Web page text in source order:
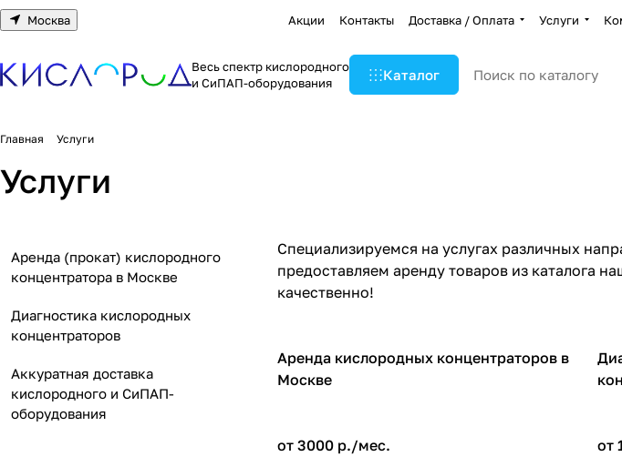
Москва Акции Контакты Доставка / Оплата Услуги
Весь спектр кислородного
и СиПАП-оборудования
Каталог
Главная Услуги
Услуги
Специализируемся на услугах различных
предоставляем аренду товаров из каталога
качественно!
Аренда кислородных концентраторов в
Москве
от 3000 р./мес. от
Аренда (прокат) кислородного
концентратора в Москве
Диагностика кислородных
концентраторов
Аккуратная доставка
кислородного и СиПАП-
оборудования